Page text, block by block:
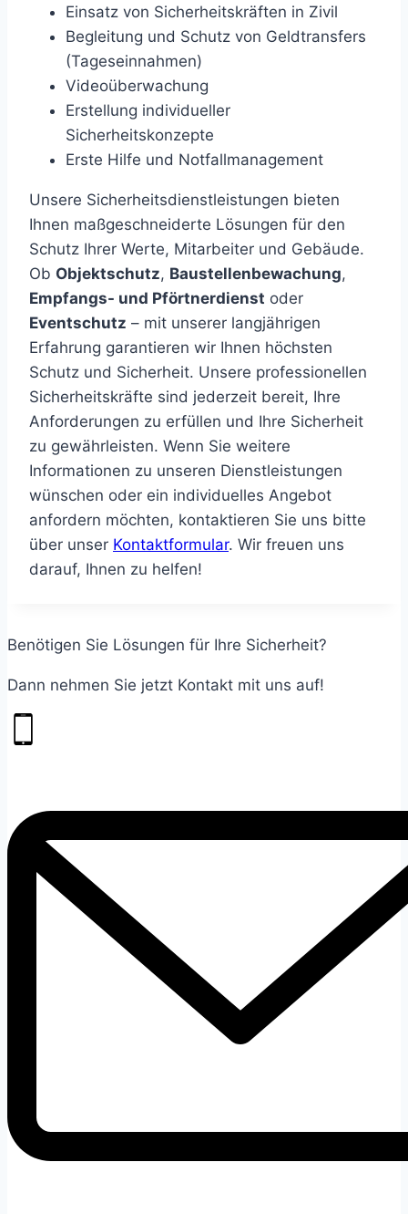
Einsatz von Sicherheitskräften in Zivil
Begleitung und Schutz von Geldtransfers
(Tageseinnahmen)
Videoüberwachung
Erstellung individueller
Sicherheitskonzepte
Erste Hilfe und Notfallmanagement
Unsere Sicherheitsdienstleistungen bieten
Ihnen maßgeschneiderte Lösungen für den
Schutz Ihrer Werte, Mitarbeiter und Gebäude.
Ob Objektschutz, Baustellenbewachung,
Empfangs- und Pförtnerdienst oder
Eventschutz – mit unserer langjährigen
Erfahrung garantieren wir Ihnen höchsten
Schutz und Sicherheit. Unsere professionellen
Sicherheitskräfte sind jederzeit bereit, Ihre
Anforderungen zu erfüllen und Ihre Sicherheit
zu gewährleisten. Wenn Sie weitere
Informationen zu unseren Dienstleistungen
wünschen oder ein individuelles Angebot
anfordern möchten, kontaktieren Sie uns bitte
über unser Kontaktformular. Wir freuen uns
darauf, Ihnen zu helfen!
Benötigen Sie Lösungen für Ihre Sicherheit?
Dann nehmen Sie jetzt Kontakt mit uns auf!